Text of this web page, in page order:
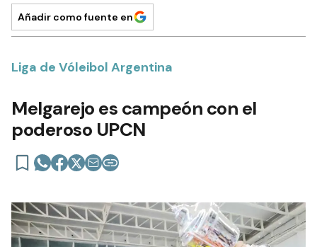
Añadir como fuente en
Liga de Vóleibol Argentina
Melgarejo es campeón con el
poderoso UPCN